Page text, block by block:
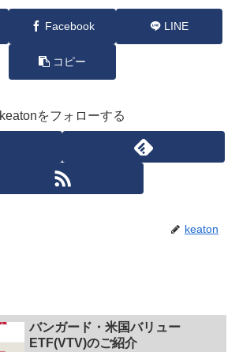
Facebook LINE
コピー
keatonをフォローする
keaton
バンガード・米国バリュー
ETF(VTV)のご紹介